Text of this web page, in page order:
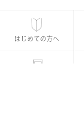
はじめての方へ